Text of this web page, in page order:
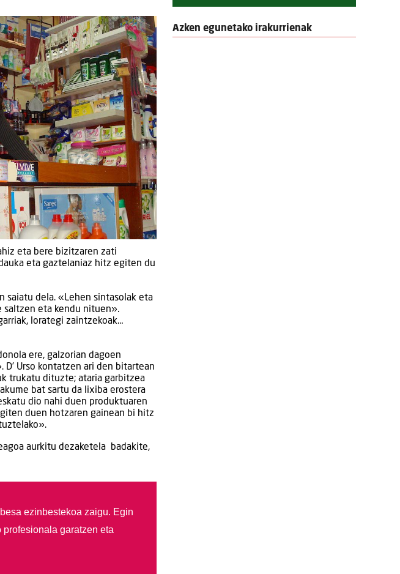
eta bere bizitzaren zati
eta gaztelaniaz hitz egiten du
saiatu dela. «Lehen sintasolak eta
saltzen eta kendu nituen».
lorategi zaintzekoak…
ere, galzorian dagoen
Urso kontatzen ari den bitartean
trukatu dituzte; ataria garbitzea
bat sartu da lixiba erostera
dio nahi duen produktuaren
duen hotzaren gainean bi hitz
aurkitu dezaketela badakite,
ezinbestekoa zaigu. Egin
garatzen eta
Azken egunetako irakurrienak